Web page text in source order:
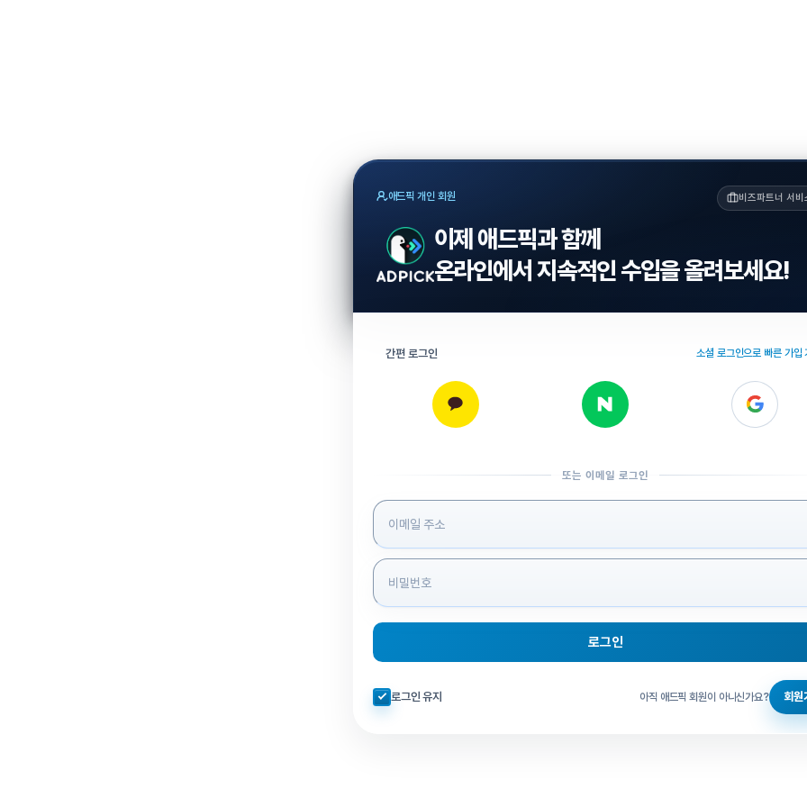
애드픽 개인 회원 비즈파트너 서비
이제 애드픽과 함께
온라인에서 지속적인 수입을 올려보세요!
간편 로그인 소셜 로그인으로 빠른 가입
또는 이메일 로그인
로그인 정보 입력
로그인
자동로그인 체크
로그인 유지 아직 애드픽 회원이 아니신가요? 회원